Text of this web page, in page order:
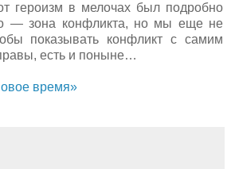
героизм в мелочах был подробно
— зона конфликта, но мы еще не
показывать конфликт с самим
есть и поныне…
время»